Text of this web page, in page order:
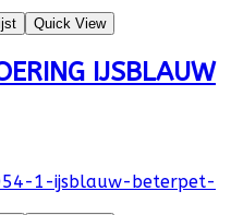
Quick View
IJSBLAUW